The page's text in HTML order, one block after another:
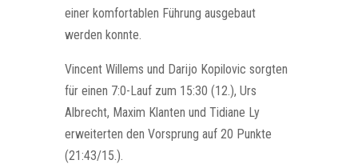
einer komfortablen Führung ausgebaut
werden konnte.
Vincent Willems und Darijo Kopilovic sorgten
für einen 7:0-Lauf zum 15:30 (12.), Urs
Albrecht, Maxim Klanten und Tidiane Ly
erweiterten den Vorsprung auf 20 Punkte
(21:43/15.).